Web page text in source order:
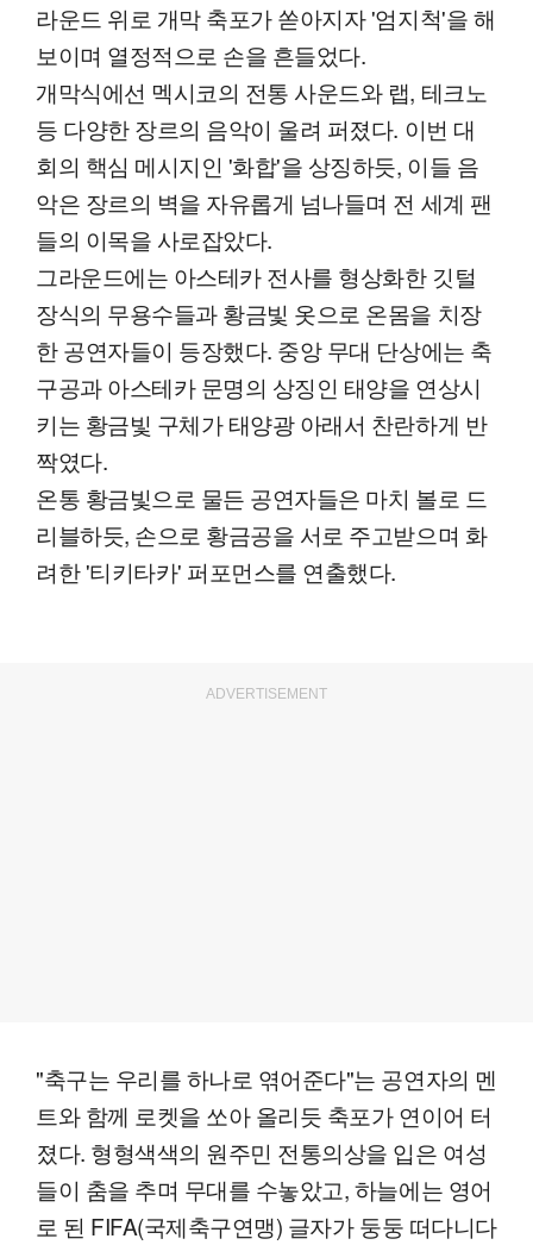
라운드 위로 개막 축포가 쏟아지자 '엄지척'을 해
보이며 열정적으로 손을 흔들었다.
개막식에선 멕시코의 전통 사운드와 랩, 테크노
등 다양한 장르의 음악이 울려 퍼졌다. 이번 대
회의 핵심 메시지인 '화합'을 상징하듯, 이들 음
악은 장르의 벽을 자유롭게 넘나들며 전 세계 팬
들의 이목을 사로잡았다.
그라운드에는 아스테카 전사를 형상화한 깃털
장식의 무용수들과 황금빛 옷으로 온몸을 치장
한 공연자들이 등장했다. 중앙 무대 단상에는 축
구공과 아스테카 문명의 상징인 태양을 연상시
키는 황금빛 구체가 태양광 아래서 찬란하게 반
짝였다.
온통 황금빛으로 물든 공연자들은 마치 볼로 드
리블하듯, 손으로 황금공을 서로 주고받으며 화
려한 '티키타카' 퍼포먼스를 연출했다.
ADVERTISEMENT
"축구는 우리를 하나로 엮어준다"는 공연자의 멘
트와 함께 로켓을 쏘아 올리듯 축포가 연이어 터
졌다. 형형색색의 원주민 전통의상을 입은 여성
들이 춤을 추며 무대를 수놓았고, 하늘에는 영어
로 된 FIFA(국제축구연맹) 글자가 둥둥 떠다니다